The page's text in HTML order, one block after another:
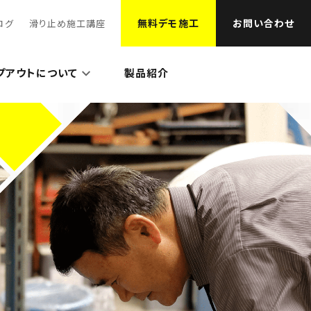
グ 滑り止め施工講座 無料デモ施工 お問い合わせ
アウトについて 製品紹介